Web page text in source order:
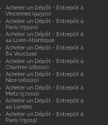
Acheter un Dépôt - Entrepôt à
Vincennes (94300)
Acheter un Dépôt - Entrepôt à
Paris (75020)
Acheter un Dépôt - Entrepôt à
44 Loire-Atlantique
Acheter un Dépôt - Entrepôt à
84 Vaucluse
Acheter un Dépôt - Entrepôt à
Chartres (28000)
Acheter un Dépôt - Entrepôt à
Nice (06000)
Acheter un Dépôt - Entrepôt à
Metz (57000)
Acheter un Dépôt - Entrepôt à
40 Landes
Acheter un Dépôt - Entrepôt à
Paris (75015)